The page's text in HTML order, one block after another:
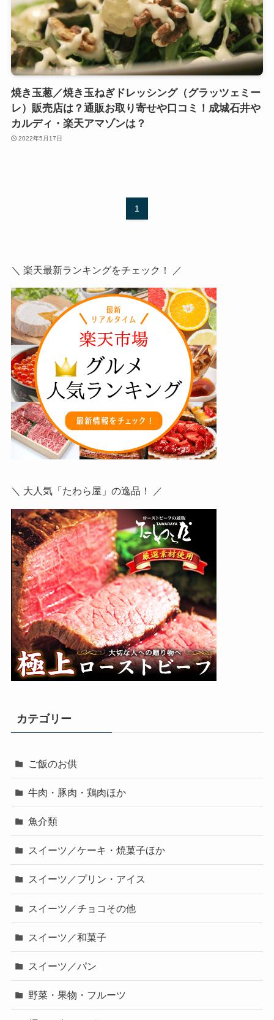
焼き玉葱／焼き玉ねぎドレッシング（グラッツェミー
レ）販売店は？通販お取り寄せや口コミ！成城石井や
カルディ・楽天アマゾンは？
2022年5月17日
1
＼ 楽天最新ランキングをチェック！ ／
＼ 大人気「たわら屋」の逸品！ ／
カテゴリー
ご飯のお供
牛肉・豚肉・鶏肉ほか
魚介類
スイーツ／ケーキ・焼菓子ほか
スイーツ／プリン・アイス
スイーツ／チョコその他
スイーツ／和菓子
スイーツ／パン
野菜・果物・フルーツ